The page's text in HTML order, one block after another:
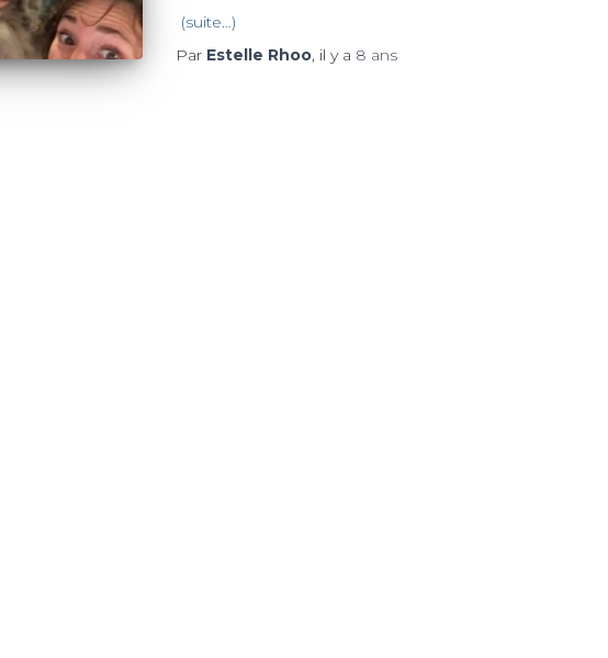
(suite…)
Par Estelle Rhoo, il y a 8 ans